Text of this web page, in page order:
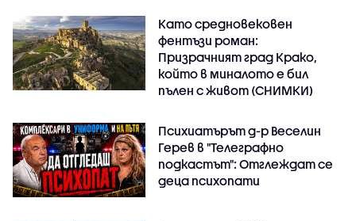
Като средновековен
фентъзи роман:
Призрачният град Крако,
който в миналото е бил
пълен с живот (СНИМКИ)
Психиатърът д-р Веселин
Герев в "Телеграфно
подкастът": Отглеждат се
деца психопати